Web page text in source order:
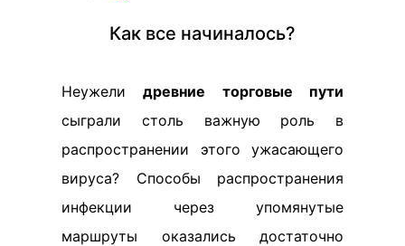
Как все начиналось?
Неужелидревние торговые пути
сыграли столь важную роль в
распространении этого ужасающего
вируса? Способы распространения
инфекции через упомянутые
маршруты оказались достаточно